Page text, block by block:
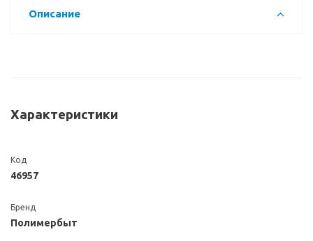
Описание
Характеристики
Код
46957
Бренд
Полимербыт